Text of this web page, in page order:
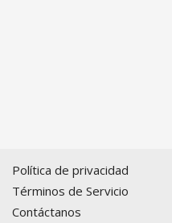
Política de privacidad
Términos de Servicio
Contáctanos